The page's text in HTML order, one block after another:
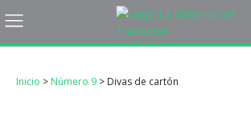
Inicio > Número 9 > Divas de cartón